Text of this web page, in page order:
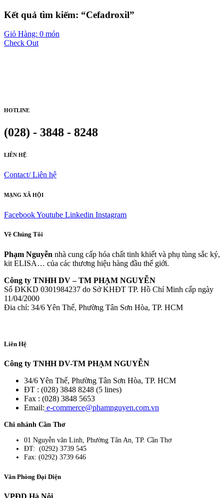
Kết quả tìm kiếm: “Cefadroxil”
Giỏ Hàng: 0 món
Check Out
HOTLINE
(028) - 3848 - 8248
LIÊN HỆ
Contact/ Liên hệ
MẠNG XÃ HỘI
FacebookYoutube Linkedin Instagram
Về Chúng Tôi
Phạm Nguyễn nhà cung cấp hóa chất tinh khiết và phụ tùng sắc ký,
kit ELISA… của các thương hiệu hàng đầu thế giới.
Công ty TNHH DV – TM PHẠM NGUYỄN
Số ĐKKD 0301984237 do Sở KHĐT TP. Hồ Chí Minh cấp ngày
11/04/2000
Đia chỉ: 34/6 Yên Thế, Phường Tân Sơn Hòa, TP. HCM
Liên Hệ
Công ty TNHH DV-TM PHẠM NGUYỄN
34/6 Yên Thế, Phường Tân Sơn Hòa, TP. HCM
ĐT : (028) 3848 8248 (5 lines)
Fax : (028) 3848 5653
Email: e-commerce@phamnguyen.com.vn
Chi nhánh Cần Thơ
01 Nguyễn văn Linh, Phường Tân An, TP. Cần Thơ
ĐT: (0292) 3739 545
Fax: (0292) 3739 646
Văn Phòng Đại Diện
VPĐD Hà Nội